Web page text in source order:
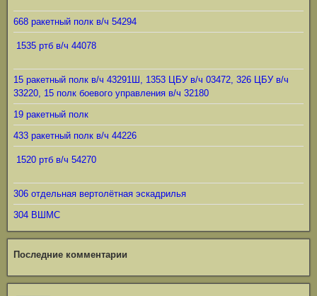
668 ракетный полк в/ч 54294
1535 ртб в/ч 44078
15 ракетный полк в/ч 43291Ш, 1353 ЦБУ в/ч 03472, 326 ЦБУ в/ч
33220, 15 полк боевого управления в/ч 32180
19 ракетный полк
433 ракетный полк в/ч 44226
1520 ртб в/ч 54270
306 отдельная вертолётная эскадрилья
304 ВШМС
Последние комментарии